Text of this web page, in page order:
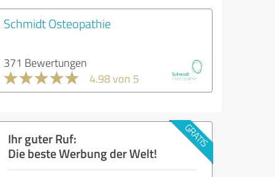
Schmidt Osteopathie
371 Bewertungen
4.98 von 5
Ihr guter Ruf:
Die beste Werbung der Welt!